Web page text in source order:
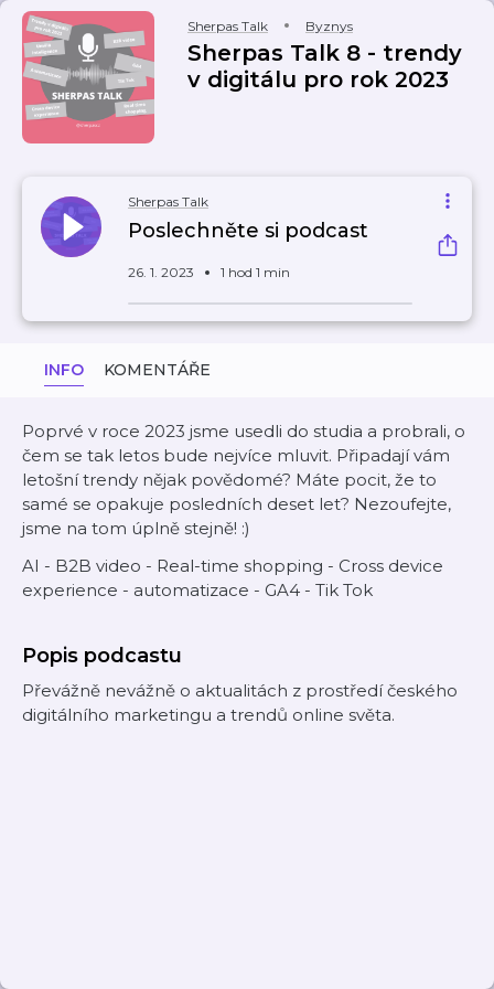
Sherpas Talk Byznys
Sherpas Talk 8 - trendy
v digitálu pro rok 2023
Sherpas Talk
Poslechněte si podcast
26. 1. 2023 1 hod 1 min
INFO KOMENTÁŘE
Poprvé v roce 2023 jsme usedli do studia a probrali, o
čem se tak letos bude nejvíce mluvit. Připadají vám
letošní trendy nějak povědomé? Máte pocit, že to
samé se opakuje posledních deset let? Nezoufejte,
jsme na tom úplně stejně! :)
AI - B2B video - Real-time shopping - Cross device
experience - automatizace - GA4 - Tik Tok
Popis podcastu
Převážně nevážně o aktualitách z prostředí českého
digitálního marketingu a trendů online světa.